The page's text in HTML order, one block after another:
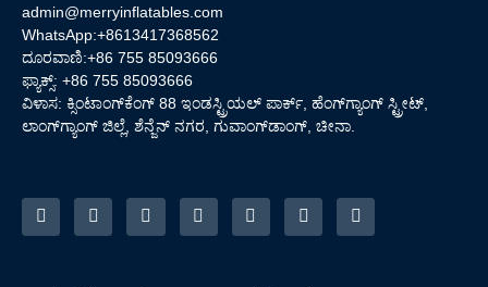
admin@merryinflatables.com
WhatsApp:+8613417368562
ದೂರವಾಣಿ:+86 755 85093666
ಫ್ಯಾಕ್ಸ್: +86 755 85093666
ವಿಳಾಸ: ಕ್ಸಿಂಟಾಂಗ್‌ಕೆಂಗ್ 88 ಇಂಡಸ್ಟ್ರಿಯಲ್ ಪಾರ್ಕ್, ಹೆಂಗ್‌ಗ್ಯಾಂಗ್ ಸ್ಟ್ರೀಟ್,
ಲಾಂಗ್‌ಗ್ಯಾಂಗ್ ಜಿಲ್ಲೆ, ಶೆನ್ಜೆನ್ ನಗರ, ಗುವಾಂಗ್‌ಡಾಂಗ್, ಚೀನಾ.